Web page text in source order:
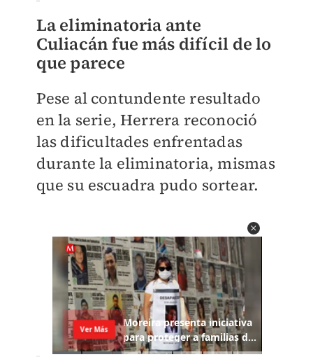
La eliminatoria ante
Culiacán fue más difícil de lo
que parece
Pese al contundente resultado
en la serie, Herrera reconoció
las dificultades enfrentadas
durante la eliminatoria, mismas
que su escuadra pudo sortear.